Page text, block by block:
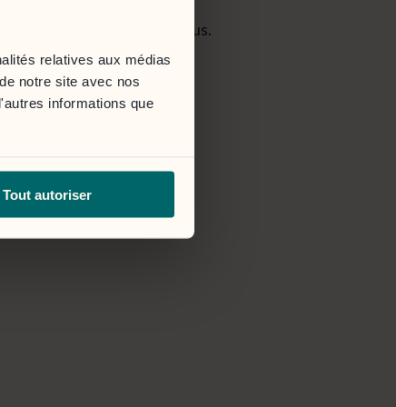
relatives aux médias
notre site avec nos
informations que
Tout autoriser
via le bouton ci-dessous.